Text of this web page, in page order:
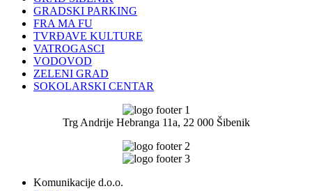
GRADSKI PARKING
FRA MA FU
TVRĐAVE KULTURE
VATROGASCI
VODOVOD
ZELENI GRAD
SOKOLARSKI CENTAR
Trg Andrije Hebranga 11a, 22 000 Šibenik
Komunikacije d.o.o.